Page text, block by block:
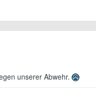
unserer Abwehr.